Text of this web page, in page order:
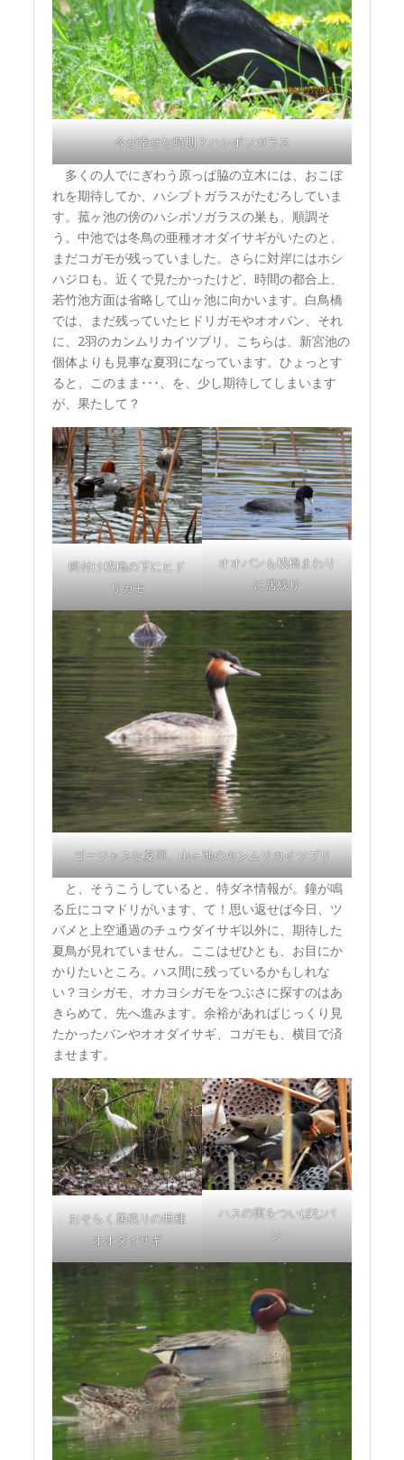
今が幸せな時期？ハシボソガラス
多くの人でにぎわう原っぱ脇の立木には、おこぼ
れを期待してか、ハシブトガラスがたむろしていま
す。菰ヶ池の傍のハシボソガラスの巣も、順調そ
う。中池では冬鳥の亜種オオダイサギがいたのと、
まだコガモが残っていました。さらに対岸にはホシ
ハジロも。近くで見たかったけど、時間の都合上、
若竹池方面は省略して山ヶ池に向かいます。白鳥橋
では、まだ残っていたヒドリガモやオオバン、それ
に、2羽のカンムリカイツブリ。こちらは、新宮池の
個体よりも見事な夏羽になっています。ひょっとす
ると、このまま･･･、を、少し期待してしまいます
が、果たして？
餌付け桟橋の下にヒド
リガモ
オオバンも桟橋まわり
に居残り
ゴージャスな夏羽、山ヶ池のカンムリカイツブリ
と、そうこうしていると、特ダネ情報が。鐘が鳴
る丘にコマドリがいます、て！思い返せば今日、ツ
バメと上空通過のチュウダイサギ以外に、期待した
夏鳥が見れていません。ここはぜひとも、お目にか
かりたいところ。ハス間に残っているかもしれな
い？ヨシガモ、オカヨシガモをつぶさに探すのはあ
きらめて、先へ進みます。余裕があればじっくり見
たかったバンやオオダイサギ、コガモも、横目で済
ませます。
おそらく居残りの亜種
オオダイサギ
ハスの実をついばむバ
ン